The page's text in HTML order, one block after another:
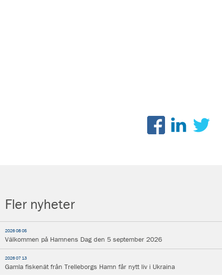
Fler nyheter
2026 08 05
Välkommen på Hamnens Dag den 5 september 2026
2026 07 13
Gamla fiskenät från Trelleborgs Hamn får nytt liv i Ukraina